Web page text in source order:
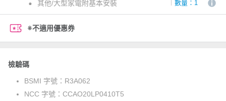
其他/大型家電附基本安裝
數量：1
※不適用優惠券
檢驗碼
BSMI 字號： R3A062
NCC 字號： CCAO20LP0410T5